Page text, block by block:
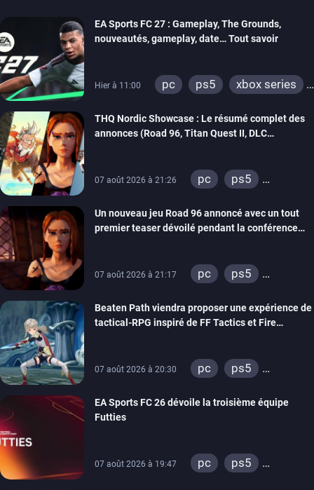
EA Sports FC 27 : Gameplay, The Grounds,
nouveautés, gameplay, date… Tout savoir
Hier à 11:00 pc ps5
xbox series
THQ Nordic Showcase : Le résumé complet des
annonces (Road 96, Titan Quest II, DLC
07 août 2026 à 21:26 pc
ps5
switch
stadia
ps4
xbox one
Un nouveau jeu Road 96 annoncé avec un tout
premier teaser dévoilé pendant la conférence
07 août 2026 à 21:17 pc
ps5
switch
stadia
ps4
xbox one
Beaten Path viendra proposer une expérience de
tactical-RPG inspiré de FF Tactics et Fire
07 août 2026 à 20:30 pc
ps5
switch
EA Sports FC 26 dévoile la troisième équipe
Futties
07 août 2026 à 19:47 pc
ps5